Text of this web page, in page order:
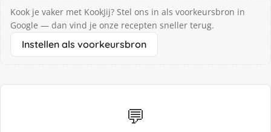
Kook je vaker met KookJij? Stel ons in als voorkeursbron in
Google — dan vind je onze recepten sneller terug.
Instellen als voorkeursbron
💬